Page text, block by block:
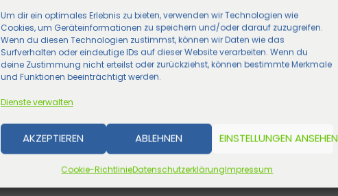
Um dir ein optimales Erlebnis zu bieten, verwenden wir Technologien wie
Cookies, um Geräteinformationen zu speichern und/oder darauf zuzugreifen.
Wenn du diesen Technologien zustimmst, können wir Daten wie das
Surfverhalten oder eindeutige IDs auf dieser Website verarbeiten. Wenn du
deine Zustimmung nicht erteilst oder zurückziehst, können bestimmte Merkmale
und Funktionen beeinträchtigt werden.
Dienste verwalten
AKZEPTIEREN ABLEHNEN EINSTELLUNGEN ANSEHEN
Cookie-RichtlinieDatenschutzerklärungImpressum